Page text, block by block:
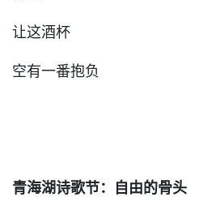
让这酒杯
空有一番抱负
青海湖诗歌节：自由的骨头